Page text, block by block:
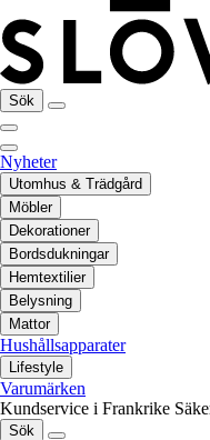
Sök
Nyheter
Utomhus & Trädgård
Möbler
Dekorationer
Bordsdukningar
Hemtextilier
Belysning
Mattor
Hushållsapparater
Lifestyle
Varumärken
Kundservice i Frankrike
Sök